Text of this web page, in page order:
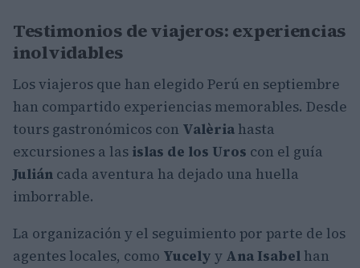
Testimonios de viajeros: experiencias
inolvidables
Los viajeros que han elegido Perú en septiembre
han compartido experiencias memorables. Desde
tours gastronómicos con Valèria hasta
excursiones a las islas de los Uros con el guía
Julián cada aventura ha dejado una huella
imborrable.
La organización y el seguimiento por parte de los
agentes locales, como Yucely y Ana Isabel han